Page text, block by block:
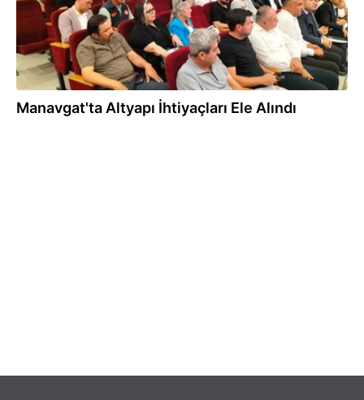
Manavgat'ta Altyapı İhtiyaçları Ele Alındı